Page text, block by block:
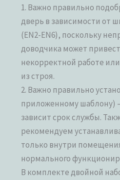
1. Важно правильно
дверь в зависимости от
(EN2-EN6), поскольку
доводчика может
некорректной работе
из строя.
2. Важно правильно
приложенному шаблону)
зависит срок службы.
рекомендуем
только внутри
нормального
В комплекте двойной